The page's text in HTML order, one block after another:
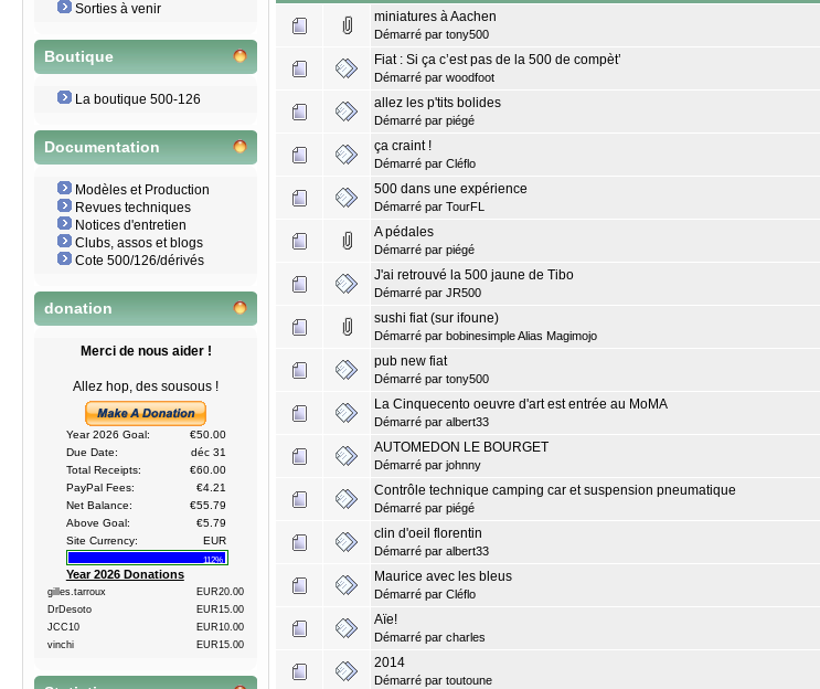
Sorties à venir
Boutique
La boutique 500-126
Documentation
Modèles et Production
Revues techniques
Notices d'entretien
Clubs, assos et blogs
Cote 500/126/dérivés
donation
Merci de nous aider !
Allez hop, des sousous !
Year 2026 Goal:
€50.00
Due Date:
déc 31
Total Receipts:
€60.00
PayPal Fees:
€4.21
Net Balance:
€55.79
Above Goal:
€5.79
Site Currency:
EUR
112%
Year 2026 Donations
gilles.tarroux
EUR20.00
DrDesoto
EUR15.00
JCC10
EUR10.00
vinchi
EUR15.00
miniatures à Aachen
Démarré par tony500
Fiat : Si ça c’est pas de la 500 de compèt’
Démarré par woodfoot
allez les p'tits bolides
Démarré par piégé
ça craint !
Démarré par Cléflo
500 dans une expérience
Démarré par TourFL
A pédales
Démarré par piégé
J'ai retrouvé la 500 jaune de Tibo
Démarré par JR500
sushi fiat (sur ifoune)
Démarré par bobinesimple Alias Magimojo
pub new fiat
Démarré par tony500
La Cinquecento oeuvre d'art est entrée au MoMA
Démarré par albert33
AUTOMEDON LE BOURGET
Démarré par johnny
Contrôle technique camping car et suspension pneumatique
Démarré par piégé
clin d'oeil florentin
Démarré par albert33
Maurice avec les bleus
Démarré par Cléflo
Aïe!
Démarré par charles
2014
Démarré par toutoune